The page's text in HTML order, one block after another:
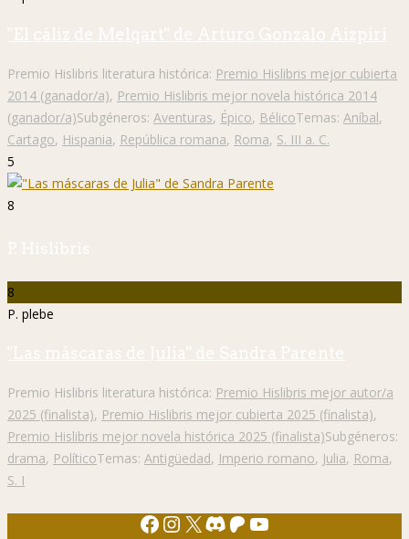
"El cáliz de Melqart" de Arturo Gonzalo Aizpiri
Premio Hislibris literatura histórica: Premio Hislibris mejor cubierta
2014 (ganador/a), Premio Hislibris mejor novela histórica 2014
(ganador/a)Subgéneros: Aventuras, Épico, BélicoTemas: Aníbal,
Cartago, Hispania, República romana, Roma, S. III a. C.
5
8
P. Hislibris
8
P. plebe
"Las máscaras de Julia" de Sandra Parente
Premio Hislibris literatura histórica: Premio Hislibris mejor autor/a
2025 (finalista), Premio Hislibris mejor cubierta 2025 (finalista),
Premio Hislibris mejor novela histórica 2025 (finalista)Subgéneros:
drama, PolíticoTemas: Antigüedad, Imperio romano, Julia, Roma,
S. I
Facebook
Instagram
X Discord
Patreon
YouTube